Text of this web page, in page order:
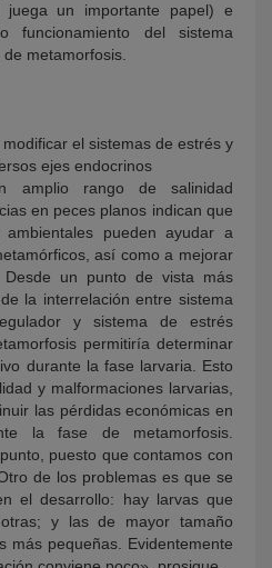
un importante papel) e
funcionamiento del sistema
metamorfosis.
amplio rango de salinidad
en peces planos indican que
ambientales pueden ayudar a
así como a mejorar
Desde un punto de vista más
la interrelación entre sistema
y sistema de estrés
permitiría determinar
durante la fase larvaria. Esto
y malformaciones larvarias,
las pérdidas económicas en
la fase de metamorfosis.
puesto que contamos con
de los problemas es que se
el desarrollo: hay larvas que
y las de mayor tamaño
más pequeñas. Evidentemente